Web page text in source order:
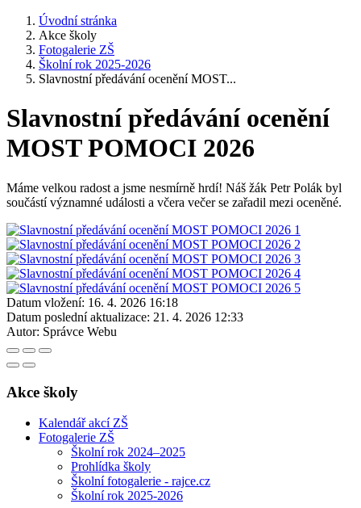
Úvodní stránka
Akce školy
Fotogalerie ZŠ
Školní rok 2025-2026
Slavnostní předávání ocenění MOST...
Slavnostní předávání ocenění
MOST POMOCI 2026
Máme velkou radost a jsme nesmírně hrdí! Náš žák Petr Polák byl
součástí významné události a včera večer se zařadil mezi oceněné.
Datum vložení: 16. 4. 2026 16:18
Datum poslední aktualizace: 21. 4. 2026 12:33
Autor: Správce Webu
Akce školy
Kalendář akcí ZŠ
Fotogalerie ZŠ
Školní rok 2024–2025
Prohlídka školy
Školní fotogalerie - rajce.cz
Školní rok 2025-2026